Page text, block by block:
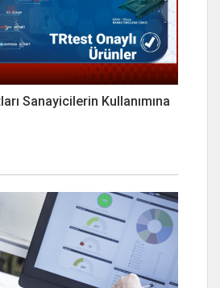
Sanayicilerin Kullanımına